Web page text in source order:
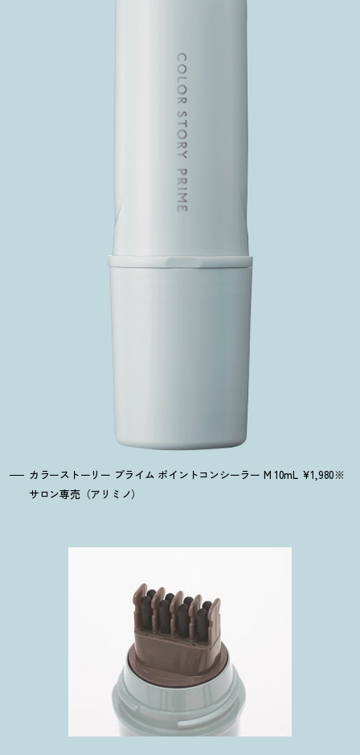
カラーストーリー プライム ポイントコンシーラー M 10mL ¥1,980※
サロン専売（アリミノ）